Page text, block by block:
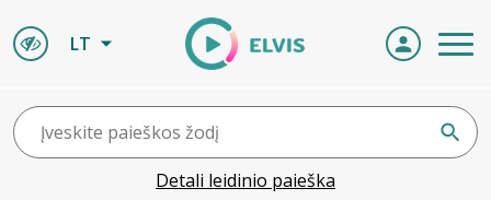
LT
Detali leidinio paieška